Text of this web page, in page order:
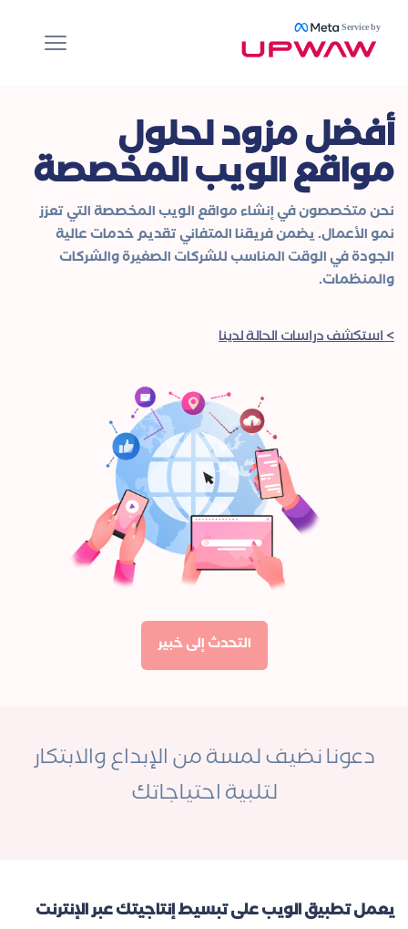
Service by
أفضل مزود لحلول
مواقع الويب المخصصة
نحن متخصصون في إنشاء مواقع الويب المخصصة التي تعزز
نمو الأعمال. يضمن فريقنا المتفاني تقديم خدمات عالية
الجودة في الوقت المناسب للشركات الصغيرة والشركات
والمنظمات.
> استكشف دراسات الحالة لدينا
التحدث إلى خبير
دعونا نضيف لمسة من الإبداع والابتكار
لتلبية احتياجاتك
يعمل تطبيق الويب على تبسيط إنتاجيتك عبر الإنترنت